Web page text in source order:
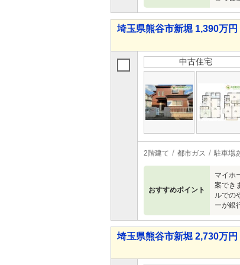
埼玉県熊谷市新堀 1,390万
中古住宅
2階建て 都市ガス 駐車場
おすすめポイント
マイホ
案でき
ルでの
ーが銀
埼玉県熊谷市新堀 2,730万